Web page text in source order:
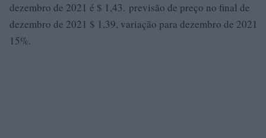
dezembro de 2021 é $ 1,43. previsão de preço no final de
dezembro de 2021 $ 1,39, variação para dezembro de 2021
15%.